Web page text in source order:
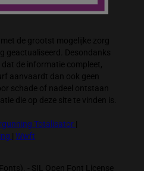
de grootst mogelijke zorg
geactualiseerd. Desondanks
de informatie compleet,
aanvaardt dan ook geen
schade of nadeel ontstaan
die op deze site te vinden is.
Totalisator
Wwft
- SIL Open Font License